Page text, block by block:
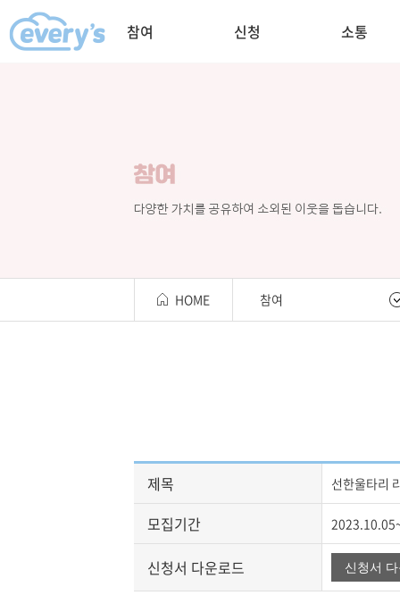
참여 신청 소통
HOME 참여
제목 선한울타리
모집기간
신청서 다운로드 신청서